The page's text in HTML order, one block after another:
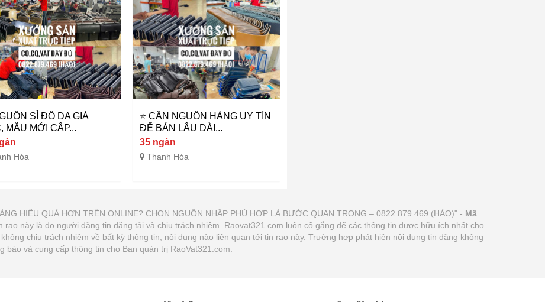
SỈ ĐỒ DA GIÁ
MẪU MỚI CẬP...
Hóa
⭐ CẦN NGUỒN HÀNG UY TÍN
ĐỂ BÁN LÂU DÀI...
35 ngàn
Thanh Hóa
HIỆU QUẢ HƠN TRÊN ONLINE? CHỌN NGUỒN NHẬP PHÙ HỢP LÀ BƯỚC QUAN TRỌNG – 0822.879.469 (HẢO)" - Mã
rao này là do người đăng tin đăng tải và chịu trách nhiệm. Raovat321.com luôn cố gắng để các thông tin được hữu ích nhất cho
chịu trách nhiệm về bất kỳ thông tin, nội dung nào liên quan tới tin rao này. Trường hợp phát hiện nội dung tin đăng không
và cung cấp thông tin cho Ban quản trị RaoVat321.com.